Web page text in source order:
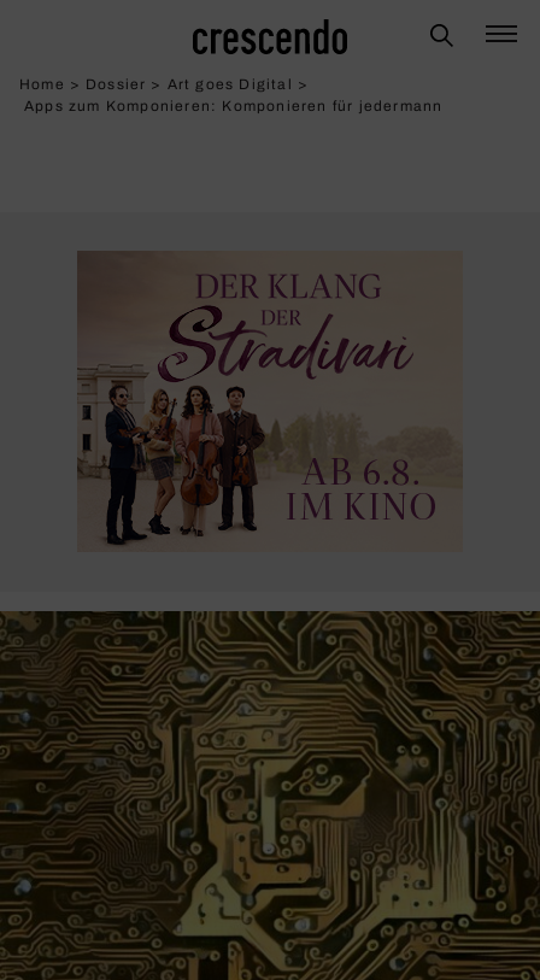
Home > Dossier > Art goes Digital >
Apps zum Komponieren: Kompo­nieren für jeder­mann